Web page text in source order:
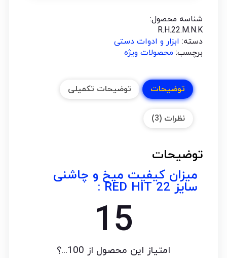
شناسه محصول:
R.H.22.M.N.K
دسته: ابزار و ادوات دستی
برچسب: محصولات ویژه
توضیحات توضیحات تکمیلی
نظرات (3)
توضیحات
میزان کیفیت میخ و چاشنی
سایز 22 RED HIT :
امتیاز این محصول از 100...؟
21